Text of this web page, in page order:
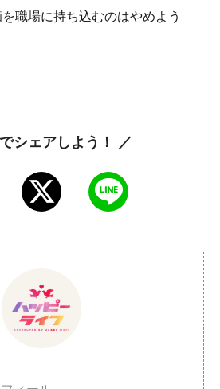
職場に持ち込むのはやめよう
シェアしよう！ ／